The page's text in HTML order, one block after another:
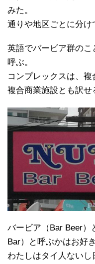
みた。
通りや地区ごとに分け
英語でバービア群のこ
呼ぶ。
コンプレックスは、複
複合商業施設とも訳せ
バービア（Bar Beer）
Bar）と呼ぶかはお好
わたしはタイ人ないし